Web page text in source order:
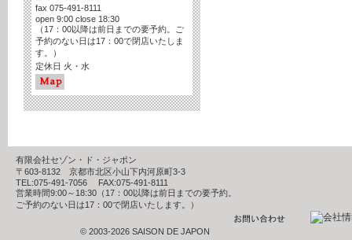
fax 075-491-8111
open 9:00 close 18:30
（17：00以降は前日までの要予約。ご
予約のない日は17：00で閉店いたしま
す。）
定休日 火・水
有限会社セゾン・ド・ジャポン
〒603-8132 京都市北区小山下内河原町3-3
TEL:075-491-7056 FAX:075-491-8111
営業時間9:00～18:30（17：00以降は前日までの要予約。
ご予約のない日は17：00で閉店いたします。）
© 2003-2026 SAISON DE JAPON